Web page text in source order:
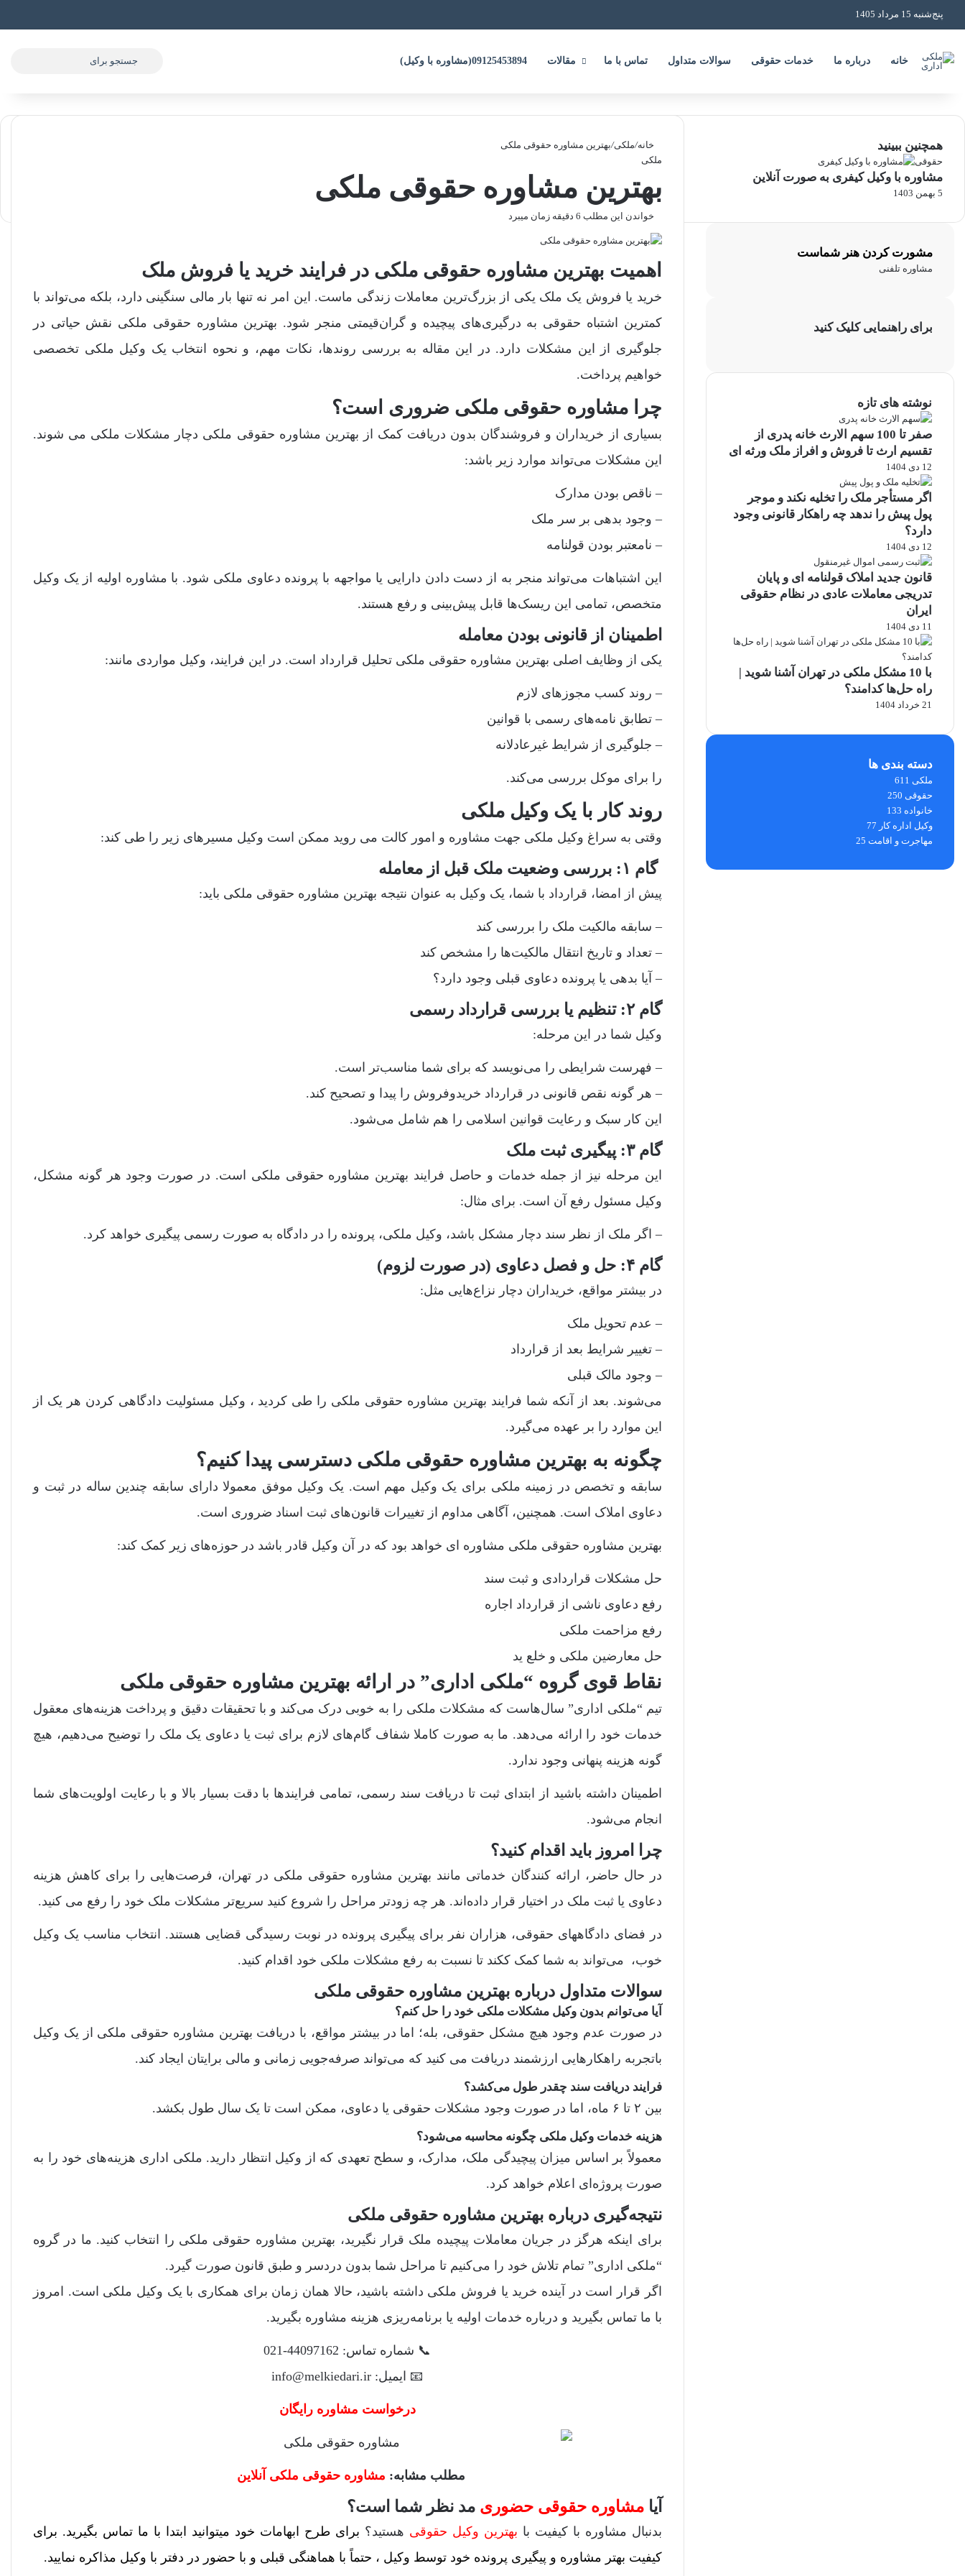
پنج‌شنبه 15 مرداد 1405
خانه درباره ما خدمات حقوقی سوالات متداول تماس با ما مقالات 09125453894(مشاوره با وکیل) جستجو
خانه/ملکی/بهترین مشاوره حقوقی ملکی
ملکی
بهترین مشاوره حقوقی ملکی
خواندن این مطلب 6 دقیقه زمان میبرد
اهمیت بهترین مشاوره حقوقی ملکی در فرایند خرید یا فروش ملک
خرید یا فروش یک ملک یکی از بزرگ‌ترین معاملات زندگی ماست. این امر نه تنها بار مالی سنگینی دارد، بلکه می‌تواند با
کمترین اشتباه حقوقی به درگیری‌های پیچیده و گران‌قیمتی منجر شود. بهترین مشاوره حقوقی ملکی نقش حیاتی در
جلوگیری از این مشکلات دارد. در این مقاله به بررسی روندها، نکات مهم، و نحوه انتخاب یک وکیل ملکی تخصصی
خواهیم پرداخت.
چرا مشاوره حقوقی ملکی ضروری است؟
بسیاری از خریداران و فروشندگان بدون دریافت کمک از بهترین مشاوره حقوقی ملکی دچار مشکلات ملکی می شوند.
این مشکلات می‌تواند موارد زیر باشد:
– ناقص بودن مدارک
– وجود بدهی بر سر ملک
– نامعتبر بودن قولنامه
این اشتباهات می‌تواند منجر به از دست دادن دارایی یا مواجهه با پرونده دعاوی ملکی شود. با مشاوره اولیه از یک وکیل
متخصص، تمامی این ریسک‌ها قابل پیش‌بینی و رفع هستند.
اطمینان از قانونی بودن معامله
یکی از وظایف اصلی بهترین مشاوره حقوقی ملکی تحلیل قرارداد است. در این فرایند، وکیل مواردی مانند:
– روند کسب مجوزهای لازم
– تطابق نامه‌های رسمی با قوانین
– جلوگیری از شرایط غیرعادلانه
را برای موکل بررسی می‌کند.
روند کار با یک وکیل ملکی
وقتی به سراغ وکیل ملکی جهت مشاوره و امور کالت می روید ممکن است وکیل مسیرهای زیر را طی کند:
گام ۱: بررسی وضعیت ملک قبل از معامله
پیش از امضا، قرارداد با شما، یک وکیل به عنوان نتیجه بهترین مشاوره حقوقی ملکی باید:
– سابقه مالکیت ملک را بررسی کند
– تعداد و تاریخ انتقال مالکیت‌ها را مشخص کند
– آیا بدهی یا پرونده دعاوی قبلی وجود دارد؟
گام ۲: تنظیم یا بررسی قرارداد رسمی
وکیل شما در این مرحله:
– فهرست شرایطی را می‌نویسد که برای شما مناسب‌تر است.
– هر گونه نقص قانونی در قرارداد خریدوفروش را پیدا و تصحیح کند.
این کار سبک و رعایت قوانین اسلامی را هم شامل می‌شود.
گام ۳: پیگیری ثبت ملک
این مرحله نیز از جمله خدمات و حاصل فرایند بهترین مشاوره حقوقی ملکی است. در صورت وجود هر گونه مشکل،
وکیل مسئول رفع آن است. برای مثال:
– اگر ملک از نظر سند دچار مشکل باشد، وکیل ملکی، پرونده را در دادگاه به صورت رسمی پیگیری خواهد کرد.
گام ۴: حل و فصل دعاوی (در صورت لزوم)
در بیشتر مواقع، خریداران دچار نزاع‌هایی مثل:
– عدم تحویل ملک
– تغییر شرایط بعد از قرارداد
– وجود مالک قبلی
می‌شوند. بعد از آنکه شما فرایند بهترین مشاوره حقوقی ملکی را طی کردید ، وکیل مسئولیت دادگاهی کردن هر یک از
این موارد را بر عهده می‌گیرد.
چگونه به بهترین مشاوره حقوقی ملکی دسترسی پیدا کنیم؟
سابقه و تخصص در زمینه ملکی برای یک وکیل مهم است. یک وکیل موفق معمولا دارای سابقه چندین ساله در ثبت و
دعاوی املاک است. همچنین، آگاهی مداوم از تغییرات قانون‌های ثبت اسناد ضروری است.
بهترین مشاوره حقوقی ملکی مشاوره ای خواهد بود که در آن وکیل قادر باشد در حوزه‌های زیر کمک کند:
حل مشکلات قراردادی و ثبت سند
رفع دعاوی ناشی از قرارداد اجاره
رفع مزاحمت ملکی
حل معارضین ملکی و خلع ید
نقاط قوی گروه “ملکی اداری” در ارائه بهترین مشاوره حقوقی ملکی
تیم “ملکی اداری” سال‌هاست که مشکلات ملکی را به خوبی درک می‌کند و با تحقیقات دقیق و پرداخت هزینه‌های معقول
خدمات خود را ارائه می‌دهد. ما به صورت کاملا شفاف گام‌های لازم برای ثبت یا دعاوی یک ملک را توضیح می‌دهیم، هیچ
گونه هزینه پنهانی وجود ندارد.
اطمینان داشته باشید از ابتدای ثبت تا دریافت سند رسمی، تمامی فرایندها با دقت بسیار بالا و با رعایت اولویت‌های شما
انجام می‌شود.
چرا امروز باید اقدام کنید؟
در حال حاضر، ارائه کنندگان خدماتی مانند بهترین مشاوره حقوقی ملکی در تهران، فرصت‌هایی را برای کاهش هزینه
دعاوی یا ثبت ملک در اختیار قرار داده‌اند. هر چه زودتر مراحل را شروع کنید سریع‌تر مشکلات ملک خود را رفع می کنید.
در فضای دادگاههای حقوقی، هزاران نفر برای پیگیری پرونده در نوبت رسیدگی قضایی هستند. انتخاب مناسب یک وکیل
خوب، می‌تواند به شما کمک ککند تا نسبت به رفع مشکلات ملکی خود اقدام کنید.
سوالات متداول درباره بهترین مشاوره حقوقی ملکی
آیا می‌توانم بدون وکیل مشکلات ملکی خود را حل کنم؟
در صورت عدم وجود هیچ مشکل حقوقی، بله؛ اما در بیشتر مواقع، با دریافت بهترین مشاوره حقوقی ملکی از یک وکیل
باتجربه راهکارهایی ارزشمند دریافت می کنید که می‌تواند صرفه‌جویی زمانی و مالی برایتان ایجاد کند.
فرایند دریافت سند چقدر طول می‌کشد؟
بین ۲ تا ۶ ماه، اما در صورت وجود مشکلات حقوقی یا دعاوی، ممکن است تا یک سال طول بکشد.
هزینه خدمات وکیل ملکی چگونه محاسبه می‌شود؟
معمولاً بر اساس میزان پیچیدگی ملک، مدارک، و سطح تعهدی که از وکیل انتظار دارید. ملکی اداری هزینه‌های خود را به
صورت پروژه‌ای اعلام خواهد کرد.
نتیجه‌گیری درباره بهترین مشاوره حقوقی ملکی
برای اینکه هرگز در جریان معاملات پیچیده ملک قرار نگیرید، بهترین مشاوره حقوقی ملکی را انتخاب کنید. ما در گروه
“ملکی اداری” تمام تلاش خود را می‌کنیم تا مراحل شما بدون دردسر و طبق قانون صورت گیرد.
اگر قرار است در آینده خرید یا فروش ملکی داشته باشید، حالا همان زمان برای همکاری با یک وکیل ملکی است. امروز
با ما تماس بگیرید و درباره خدمات اولیه یا برنامه‌ریزی هزینه مشاوره بگیرید.
📞 شماره تماس: 44097162-021
📧 ایمیل: info@melkiedari.ir
درخواست مشاوره رایگان
مطلب مشابه: مشاوره حقوقی ملکی آنلاین
آیامشاوره حقوقی حضوری مد نظر شما است؟
بدنبال مشاوره با کیفیت با بهترین وکیل حقوقی هستید؟ برای طرح ابهامات خود میتوانید ابتدا با ما تماس بگیرید. برای
کیفیت بهتر مشاوره و پیگیری پرونده خود توسط وکیل ، حتماً با هماهنگی قبلی و با حضور در دفتر با وکیل مذاکره نمایید.
همچنین ببینید
حقوقی
مشاوره با وکیل کیفری به صورت آنلاین
5 بهمن 1403
مشورت کردن هنر شماست
مشاوره تلفنی
برای راهنمایی کلیک کنید
نوشته های تازه
صفر تا 100 سهم الارث خانه پدری از
تقسیم ارث تا فروش و افراز ملک ورثه ای
12 دی 1404
اگر مستأجر ملک را تخلیه نکند و موجر
پول پیش را ندهد چه راهکار قانونی وجود
دارد؟
12 دی 1404
قانون جدید املاک قولنامه ای و پایان
تدریجی معاملات عادی در نظام حقوقی
ایران
11 دی 1404
با 10 مشکل ملکی در تهران آشنا شوید |
راه حل‌ها کدامند؟
21 خرداد 1404
دسته بندی ها
ملکی 611
حقوقی 250
خانواده 133
وکیل اداره کار 77
مهاجرت و اقامت 25